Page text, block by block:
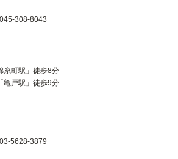
308-8043
糸町駅」徒歩8分
亀戸駅」徒歩9分
5628-3879